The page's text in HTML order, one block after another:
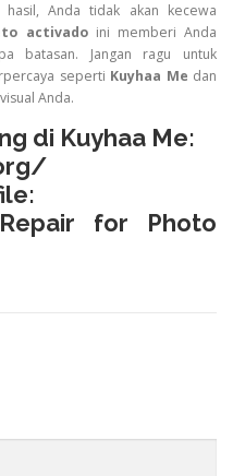
hasil, Anda tidak akan kecewa
activadoini memberi Anda
batasan. Jangan ragu untuk
seperti Kuyhaa Me dan
Anda.
di Kuyhaa Me:
for Photo